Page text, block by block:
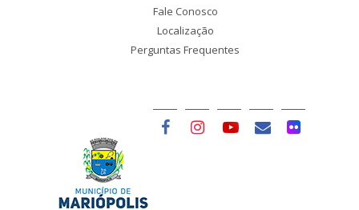
Fale Conosco
Localização
Perguntas Frequentes